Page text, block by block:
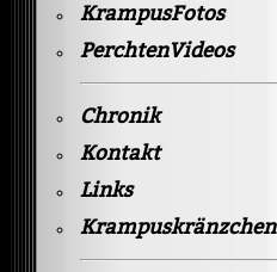
KrampusFotos
PerchtenVideos
Chronik
Kontakt
Links
Krampuskränzchen